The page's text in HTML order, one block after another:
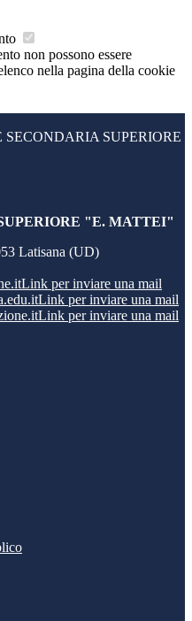
non possono essere
nella pagina della cookie
SECONDARIA SUPERIORE
"E. MATTEI"
Latisana (UD)
Link per inviare una mail
Link per inviare una mail
Link per inviare una mail